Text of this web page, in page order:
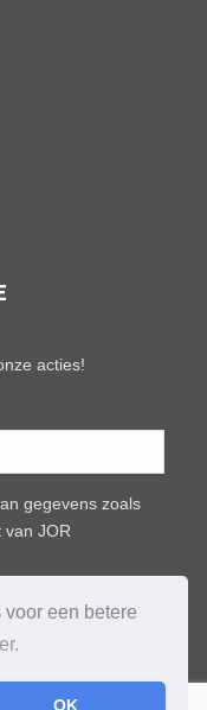
een betere
OK
acties!
gegevens zoals
van JOR
| Algemene